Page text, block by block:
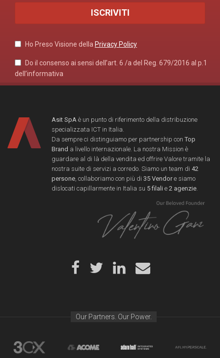
Ho Preso Visione della Privacy Policy
Do il consenso ai sensi dell’art. 6 /a del Reg. 679/2016 al p.1
dell’informativa
Asit SpA è un punto di riferimento della distribuzione
specializzata ICT in Italia.
Da sempre ci distinguiamo per partnership con Top
Brand a livello internazionale. La nostra Mission è
guardare al di là della vendita ed offrire Valore tramite la
nostra suite di servizi a corredo. Siamo un team di 42
persone , collaboriamo con più di 35 Vendore siamo
dislocati capillarmente in Italia su 5 filali e 2 agenzie